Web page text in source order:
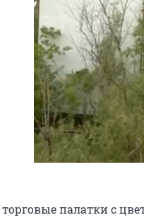
палатки с